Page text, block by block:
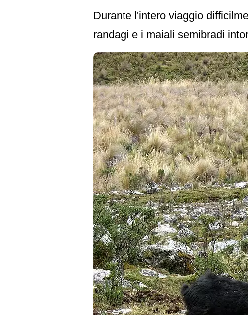
Durante l'intero viaggio
randagi e i maiali semibradi